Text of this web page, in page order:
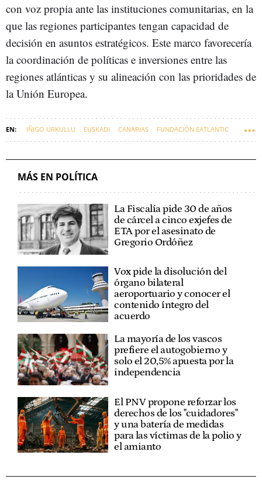
con voz propia ante las instituciones comunitarias, en la
que las regiones participantes tengan capacidad de
decisión en asuntos estratégicos. Este marco favorecería
la coordinación de políticas e inversiones entre las
regiones atlánticas y su alineación con las prioridades de
la Unión Europea.
IÑIGO URKULLU EUSKADI CANARIAS FUNDACIÓN EATLANTIC
MÁS EN POLÍTICA
La Fiscalía pide 30 de años
de cárcel a cinco exjefes de
ETA por el asesinato de
Gregorio Ordóñez
Vox pide la disolución del
órgano bilateral
aeroportuario y conocer el
contenido íntegro del
acuerdo
La mayoría de los vascos
prefiere el autogobierno y
solo el 20,5% apuesta por la
independencia
El PNV propone reforzar los
derechos de los "cuidadores"
y una batería de medidas
para las víctimas de la polio y
el amianto